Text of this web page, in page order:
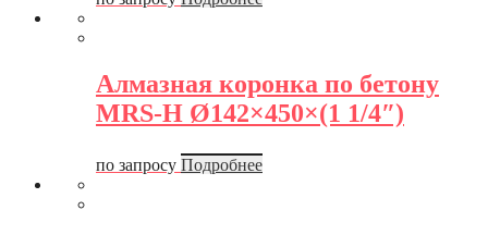
Алмазная коронка по бетону
MRS-H Ø142×450×(1 1/4″)
по запросу Подробнее